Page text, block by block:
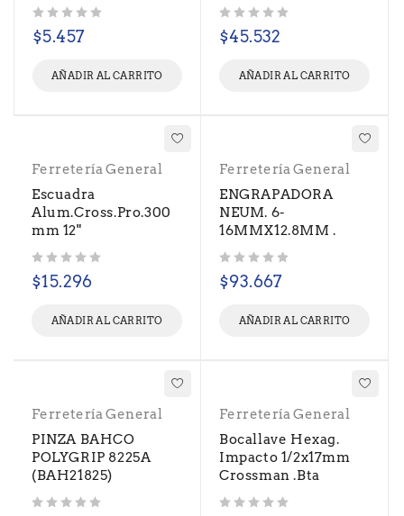
$5.457
AÑADIR AL CARRITO
$45.532
AÑADIR AL CARRITO
Ferretería General
Escuadra
Alum.Cross.Pro.300
mm 12"
$15.296
AÑADIR AL CARRITO
Ferretería General
ENGRAPADORA
NEUM. 6-
16MMX12.8MM .
$93.667
AÑADIR AL CARRITO
Ferretería General
PINZA BAHCO
POLYGRIP 8225A
(BAH21825)
Ferretería General
Bocallave Hexag.
Impacto 1/2x17mm
Crossman .Bta